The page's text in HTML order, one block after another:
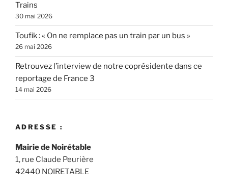
Trains
30 mai 2026
Toufik : « On ne remplace pas un train par un bus »
26 mai 2026
Retrouvez l’interview de notre coprésidente dans ce
reportage de France 3
14 mai 2026
ADRESSE :
Mairie de Noirétable
1, rue Claude Peurière
42440 NOIRETABLE